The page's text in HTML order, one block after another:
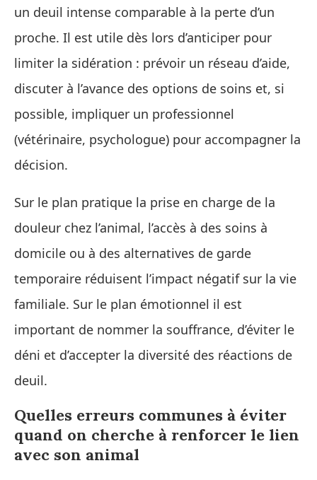
un deuil intense comparable à la perte d’un
proche. Il est utile dès lors d’anticiper pour
limiter la sidération : prévoir un réseau d’aide,
discuter à l’avance des options de soins et, si
possible, impliquer un professionnel
(vétérinaire, psychologue) pour accompagner la
décision.
Sur le plan pratique la prise en charge de la
douleur chez l’animal, l’accès à des soins à
domicile ou à des alternatives de garde
temporaire réduisent l’impact négatif sur la vie
familiale. Sur le plan émotionnel il est
important de nommer la souffrance, d’éviter le
déni et d’accepter la diversité des réactions de
deuil.
Quelles erreurs communes à éviter
quand on cherche à renforcer le lien
avec son animal